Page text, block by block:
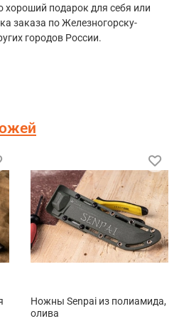
хороший подарок для себя или
заказа по Железногорску-
городов России.
Ножны Senpai из полиамида,
олива